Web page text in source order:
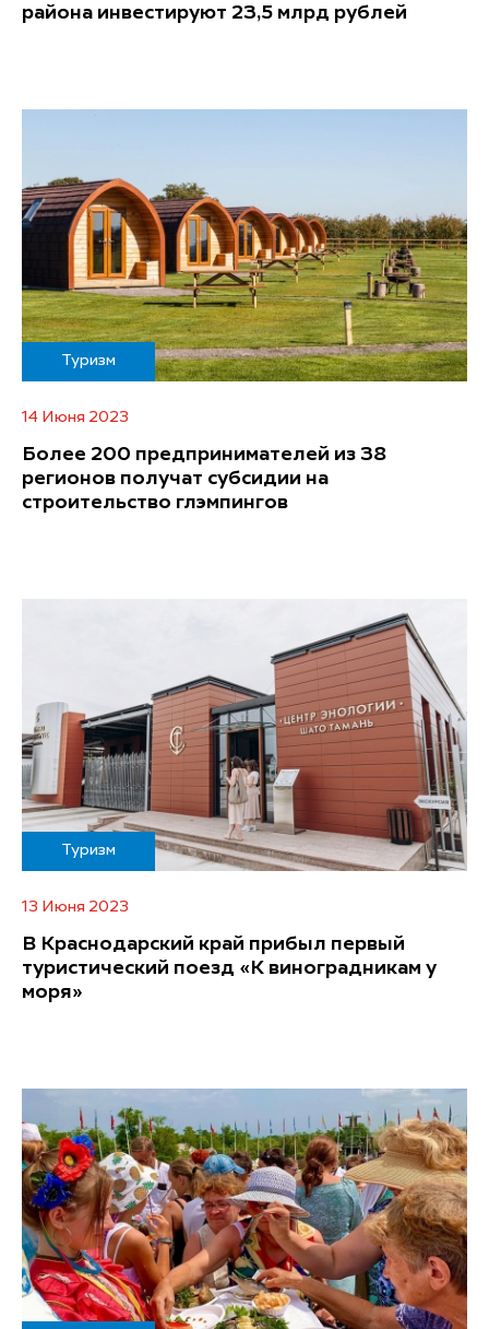
района инвестируют 23,5 млрд рублей
Туризм
14 Июня 2023
Более 200 предпринимателей из 38
регионов получат субсидии на
строительство глэмпингов
Туризм
13 Июня 2023
В Краснодарский край прибыл первый
туристический поезд «К виноградникам у
моря»